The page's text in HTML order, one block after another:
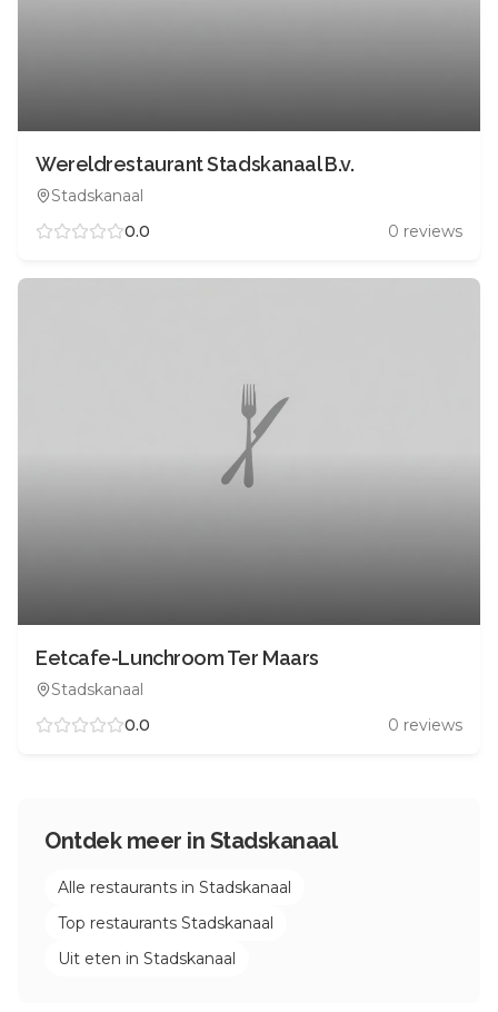
Wereldrestaurant Stadskanaal B.v.
Stadskanaal
0.0
0 reviews
Eetcafe-Lunchroom Ter Maars
Stadskanaal
0.0
0 reviews
Ontdek meer in Stadskanaal
Alle restaurants in Stadskanaal
Top restaurants Stadskanaal
Uit eten in Stadskanaal